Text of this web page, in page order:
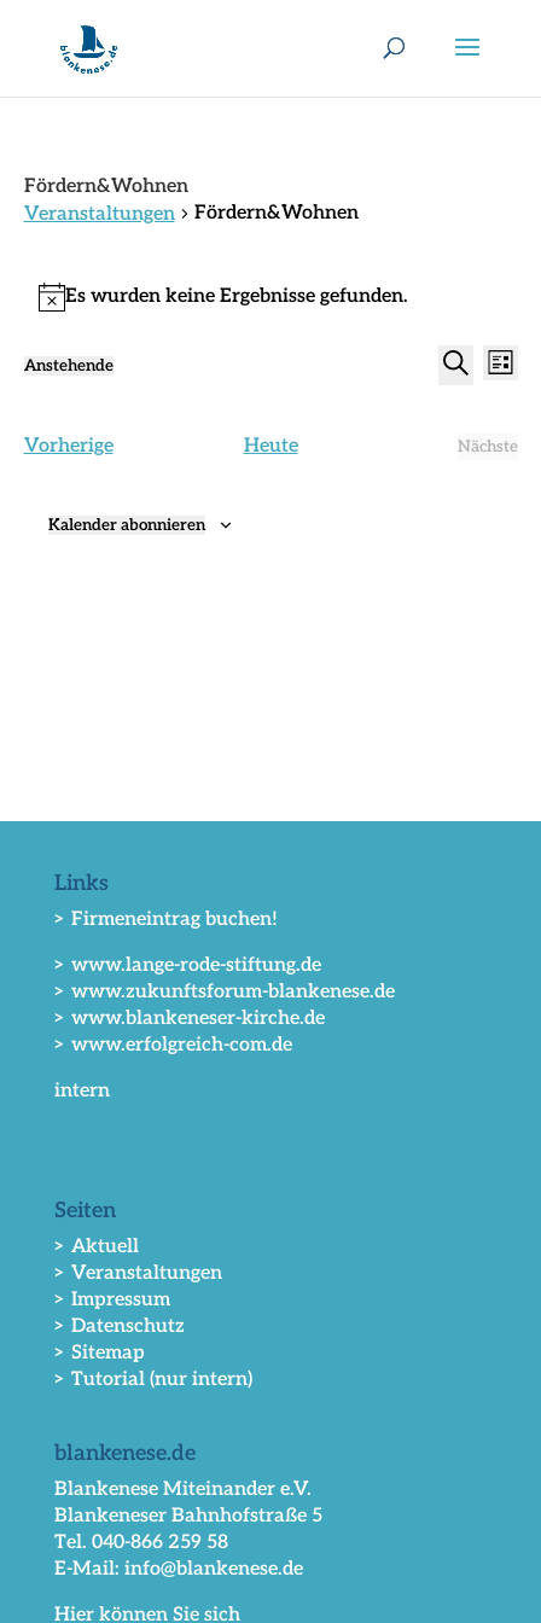
Fördern&Wohnen
Veranstaltungen
Fördern&Wohnen
Hinweis
Es wurden keine Ergebnisse gefunden.
Liste
Anstehende
VorherigeVeranstaltungenHeute
Nächste
Kalender abonnieren
Links
> Firmeneintrag buchen!
> www.lange-rode-stiftung.de
> www.zukunftsforum-blankenese.de
> www.blankeneser-kirche.de
> www.erfolgreich-com.de
intern
Seiten
> Aktuell
> Veranstaltungen
> Impressum
> Datenschutz
> Sitemap
> Tutorial (nur intern)
blankenese.de
Blankenese Miteinander e.V.
Blankeneser Bahnhofstraße 5
Tel. 040-866 259 58
E-Mail: info@blankenese.de
Hier können Sie sich